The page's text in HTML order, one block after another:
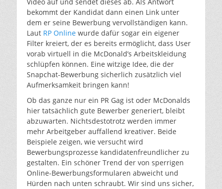
bekommt der Kandidat dann einen Link unter
dem er seine Bewerbung vervollständigen kann.
Laut RP Online wurde dafür sogar ein eigener
Filter kreiert, der es bereits ermöglicht, dass User
vorab virtuell in die McDonald’s Arbeitskleidung
schlüpfen können. Eine witzige Idee, die der
Snapchat-Bewerbung sicherlich zusätzlich viel
Aufmerksamkeit bringen kann!
Ob das ganze nur ein PR Gag ist oder McDonalds
hier tatsächlich gute Bewerber generiert, bleibt
abzuwarten. Nichtsdestotrotz werden immer
mehr Arbeitgeber auffallend kreativer. Beide
Beispiele zeigen, wie versucht wird
Bewerbungsprozesse kandidatenfreundlicher zu
gestalten. Ein schöner Trend der von sperrigen
Online-Bewerbungsformularen abweicht und
Hürden nach unten schraubt. Wir sind uns sicher,